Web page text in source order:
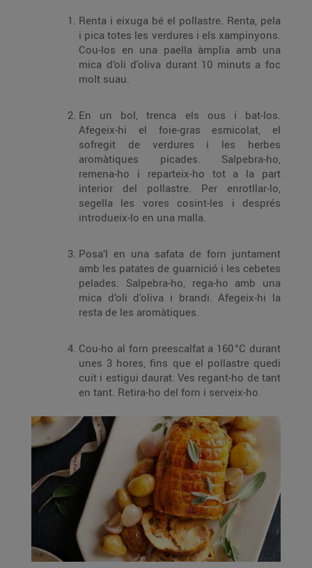
Renta i eixuga bé el pollastre. Renta, pela
i pica totes les verdures i els xampinyons.
Cou-los en una paella àmplia amb una
mica d’oli d'oliva durant 10 minuts a foc
molt suau.
En un bol, trenca els ous i bat-los.
Afegeix-hi el foie-gras esmicolat, el
sofregit de verdures i les herbes
aromàtiques picades. Salpebra-ho,
remena-ho i reparteix-ho tot a la part
interior del pollastre. Per enrotllar-lo,
segella les vores cosint-les i després
introdueix-lo en una malla.
Posa’l en una safata de forn juntament
amb les patates de guarnició i les cebetes
pelades. Salpebra-ho, rega-ho amb una
mica d’oli d'oliva i brandi. Afegeix-hi la
resta de les aromàtiques.
Cou-ho al forn preescalfat a 160 °C durant
unes 3 hores, fins que el pollastre quedi
cuit i estigui daurat. Ves regant-ho de tant
en tant. Retira-ho del forn i serveix-ho.